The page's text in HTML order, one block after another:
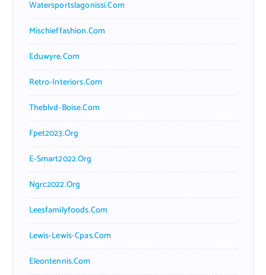
Watersportslagonissi.com
Mischieffashion.com
Eduwyre.com
Retro-Interiors.com
Theblvd-Boise.com
Fpet2023.org
E-Smart2022.org
Ngrc2022.org
Leesfamilyfoods.com
Lewis-Lewis-Cpas.com
Eleontennis.com